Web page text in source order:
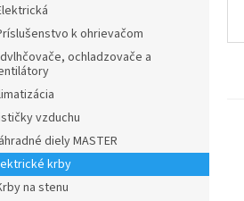
k ohrievačom
ochladzovače a
vzduchu
diely MASTER
krby
na stenu